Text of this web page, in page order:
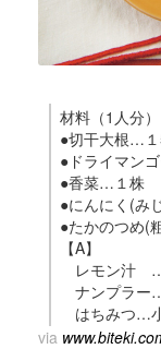
材料（1人分）
●切干大根…
●ドライマン
●香菜…１株
●にんにく(み
●たかのつめ(
【A】
レモン汁 …
ナンプラー
はちみつ…
via